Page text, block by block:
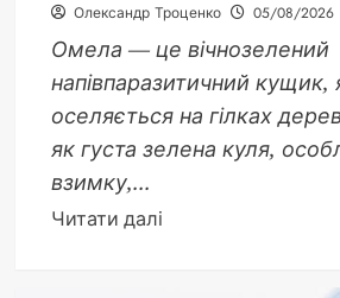
Олександр Троценко 05/08/2026
Омела — це вічнозелений
напівпаразитичний кущик,
оселяється на гілках
як густа зелена куля,
взимку,...
Читати даліДокладніше